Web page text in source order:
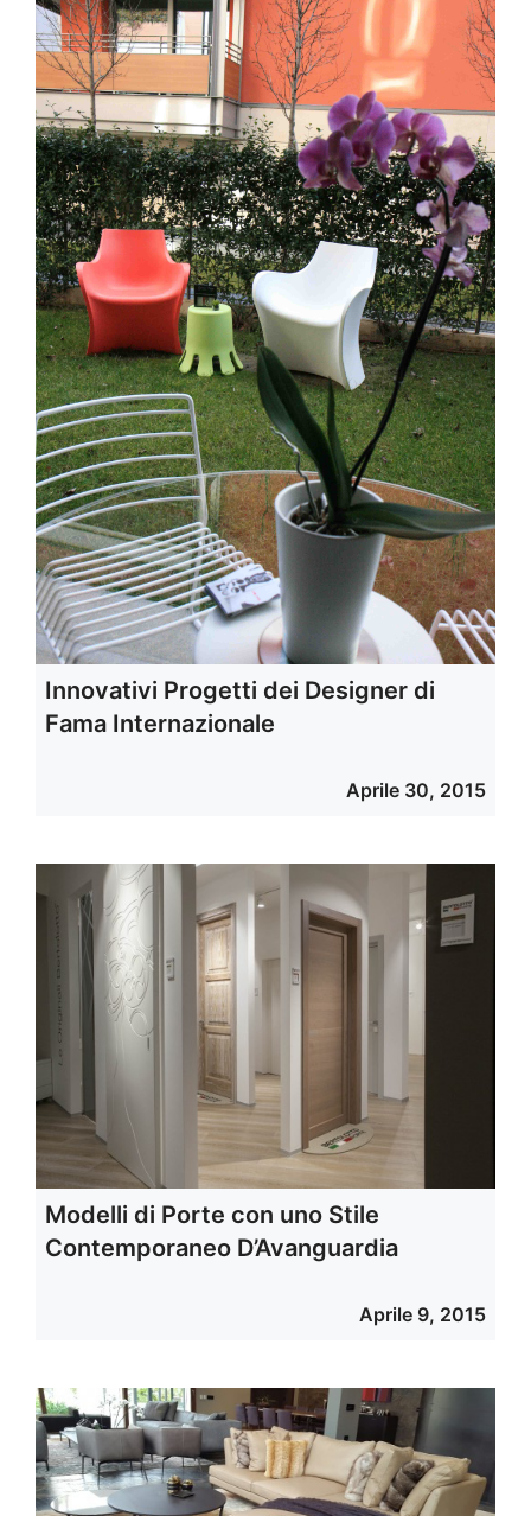
Innovativi Progetti dei Designer di
Fama Internazionale
Aprile 30, 2015
Modelli di Porte con uno Stile
Contemporaneo D’Avanguardia
Aprile 9, 2015